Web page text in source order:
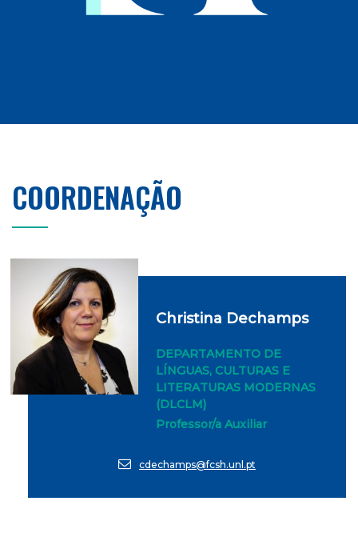
COORDENAÇÃO
Christina Dechamps
DEPARTAMENTO DE
LÍNGUAS, CULTURAS E
LITERATURAS MODERNAS
(DLCLM)
Professor/a Auxiliar
cdechamps@fcsh.unl.pt